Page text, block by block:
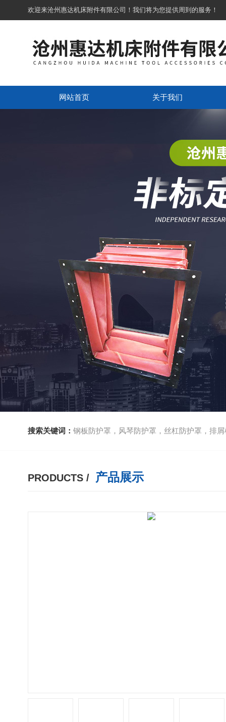
欢迎来沧州惠达机床附件有限公司！我们将为您提供周到的服务！
网站首页 关于我们
搜索关键词： 钢板防护罩，风琴防护罩，丝杠防护罩，排屑机
PRODUCTS / 产品展示